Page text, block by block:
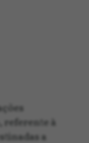
referente à
a